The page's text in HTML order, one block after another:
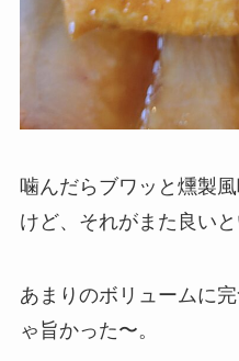
噛んだらブワッと燻製
けど、それがまた良いと
あまりのボリュームに
ゃ旨かった〜。